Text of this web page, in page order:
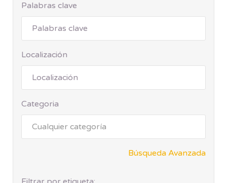
Palabras clave
Localización
Categoria
Búsqueda Avanzada